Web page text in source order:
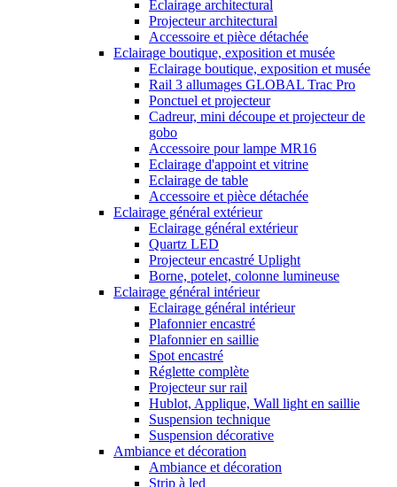
Eclairage architectural
Projecteur architectural
Accessoire et pièce détachée
Eclairage boutique, exposition et musée
Eclairage boutique, exposition et musée
Rail 3 allumages GLOBAL Trac Pro
Ponctuel et projecteur
Cadreur, mini découpe et projecteur de
gobo
Accessoire pour lampe MR16
Eclairage d'appoint et vitrine
Eclairage de table
Accessoire et pièce détachée
Eclairage général extérieur
Eclairage général extérieur
Quartz LED
Projecteur encastré Uplight
Borne, potelet, colonne lumineuse
Eclairage général intérieur
Eclairage général intérieur
Plafonnier encastré
Plafonnier en saillie
Spot encastré
Réglette complète
Projecteur sur rail
Hublot, Applique, Wall light en saillie
Suspension technique
Suspension décorative
Ambiance et décoration
Ambiance et décoration
Strip à led